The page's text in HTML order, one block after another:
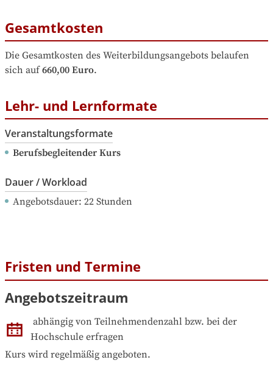
Gesamtkosten
Die Gesamtkosten des Weiterbildungsangebots belaufen
sich auf 660,00 Euro.
Lehr- und Lernformate
Veranstaltungsformate
Berufsbegleitender Kurs
Dauer / Workload
Angebotsdauer: 22 Stunden
Fristen und Termine
Angebotszeitraum
abhängig von Teilnehmendenzahl bzw. bei der
Hochschule erfragen
Kurs wird regelmäßig angeboten.